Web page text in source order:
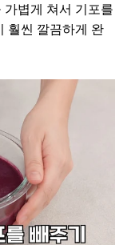
볍게 쳐서 기포를
훨씬 깔끔하게 완